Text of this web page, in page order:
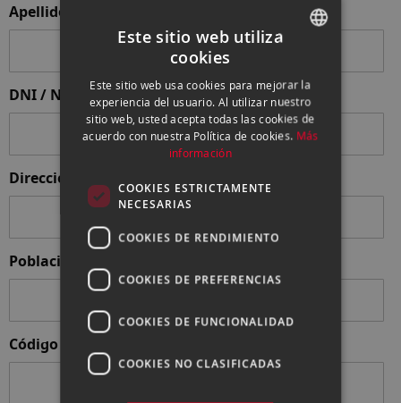
Apellidos
DNI / NIE
Dirección
Población
Código postal
ENGLISH
CATALAN
Este sitio web utiliza
cookies
Este sitio web usa cookies para mejorar la
experiencia del usuario. Al utilizar nuestro
sitio web, usted acepta todas las cookies de
acuerdo con nuestra Política de cookies. Más
información
COOKIES ESTRICTAMENTE
NECESARIAS
COOKIES DE RENDIMIENTO
COOKIES DE PREFERENCIAS
COOKIES DE FUNCIONALIDAD
COOKIES NO CLASIFICADAS